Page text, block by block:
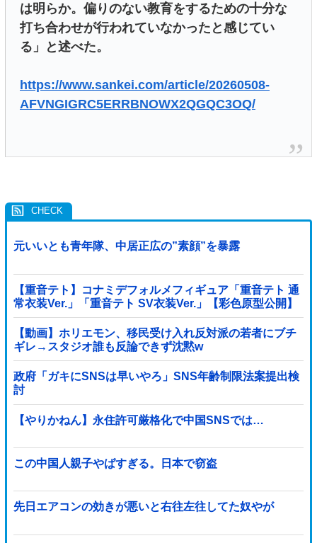
は明らか。偏りのない教育をするための十分な
打ち合わせが行われていなかったと感じてい
る」と述べた。
https://www.sankei.com/article/20260508-
AFVNGIGRC5ERRBNOWX2QGQC3OQ/
元いいとも青年隊、中居正広の”素顔”を暴露
【重音テト】コナミデフォルメフィギュア「重音テト 通
常衣装Ver.」「重音テト SV衣装Ver.」【彩色原型公開】
【動画】ホリエモン、移民受け入れ反対派の若者にブチ
ギレ→スタジオ誰も反論できず沈黙w
政府「ガキにSNSは早いやろ」SNS年齢制限法案提出検
討
【やりかねん】永住許可厳格化で中国SNSでは…
この中国人親子やばすぎる。日本で窃盗
先日エアコンの効きが悪いと右往左往してた奴やが